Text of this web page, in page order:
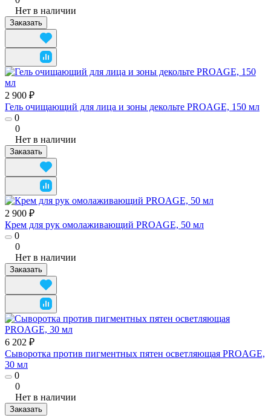
Нет в наличии
Заказать
2 900 ₽
Гель очищающий для лица и зоны декольте PROAGE, 150 мл
0
0
Нет в наличии
Заказать
2 900 ₽
Крем для рук омолаживающий PROAGE, 50 мл
0
0
Нет в наличии
Заказать
6 202 ₽
Сыворотка против пигментных пятен осветляющая PROAGE,
30 мл
0
0
Нет в наличии
Заказать